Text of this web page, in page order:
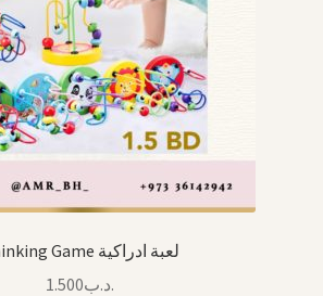
Thinking Game لعبة ادراكية
.د.ب1.500